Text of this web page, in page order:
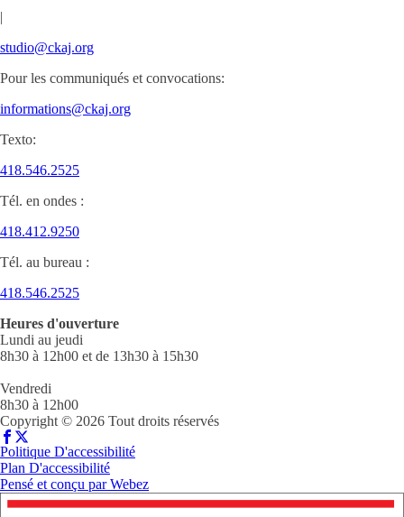
|
studio@ckaj.org
Pour les communiqués et convocations:
informations@ckaj.org
Texto:
418.546.2525
Tél. en ondes :
418.412.9250
Tél. au bureau :
418.546.2525
Heures d'ouverture
Lundi au jeudi
8h30 à 12h00 et de 13h30 à 15h30
Vendredi
8h30 à 12h00
Copyright © 2026 Tout droits réservés
Politique D'accessibilité
Plan D'accessibilité
Pensé et conçu parWebez